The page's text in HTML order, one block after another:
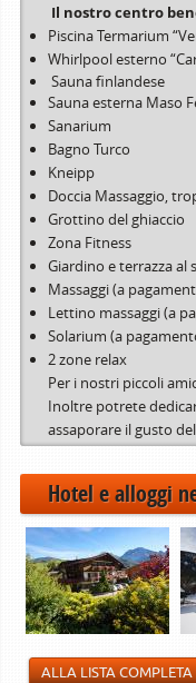
Il nostro centro
Piscina Termarium
Whirlpool esterno
Sauna finlandese
Sauna esterna Maso
Sanarium
Bagno Turco
Kneipp
Doccia Massaggio,
Grottino del ghiaccio
Zona Fitness
Giardino e terrazza al
Massaggi (a
Lettino massaggi (a
Solarium (a
2 zone relax
Per i nostri piccoli
Inoltre potrete
assaporare il gusto
Hotel e alloggi
ALLA LISTA